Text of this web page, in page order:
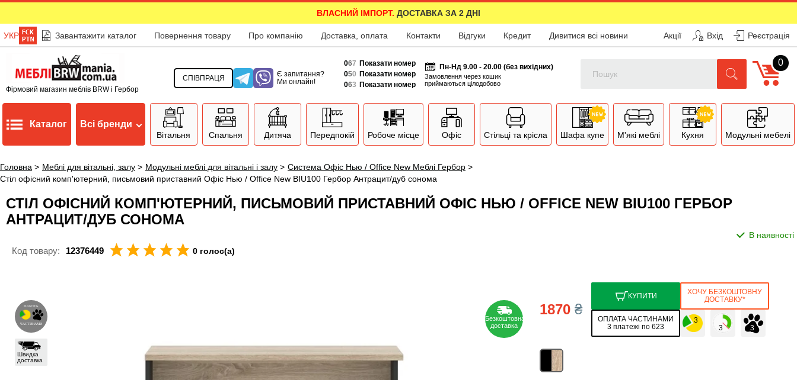
ВЛАСНИЙ ІМПОРТ. ДОСТАВКА ЗА 2 ДНІ
УКР Завантажити каталог Повернення товару Про компанію Доставка, оплата Контакти Відгуки Кредит Дивитися всі новини Акції Вхід Реєстрація
Фірмовий магазин меблів BRW і Гербор
СПІВПРАЦЯ
Є запитання?
Ми онлайн!
067 Показати номер
050 Показати номер
063 Показати номер
Пн-Нд 9.00 - 20.00 (без вихідних)
Замовлення через кошик
приймаються цілодобово
0
Каталог Всі бренди
Вітальня Спальня Дитяча Передпокій Робоче місце Офіс Стільці та крісла Шафа купе М'які меблі Кухня Модульні мебелі
Головна > Меблі для вітальні, залу > Модульні меблі для вітальні і залу > Система Офіс Нью / Office New Меблі Гербор >
Стіл офісний комп'ютерний, письмовий приставний Офіс Нью / Office New BIU100 Гербор Антрацит/дуб сонома
СТІЛ ОФІСНИЙ КОМП'ЮТЕРНИЙ, ПИСЬМОВИЙ ПРИСТАВНИЙ ОФІС НЬЮ / OFFICE NEW BIU100 ГЕРБОР
АНТРАЦИТ/ДУБ СОНОМА
Код товару: 12376449 0 голос(а)
1870₴
КУПИТИ
ХОЧУ БЕЗКОШТОВНУ
ДОСТАВКУ*
ОПЛАТА ЧАСТИНАМИ
3 платежі по 623